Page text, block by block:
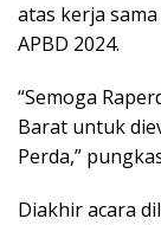
atas kerja
APBD 2024.
“Semoga
Barat untuk
Perda,”
Diakhir acara